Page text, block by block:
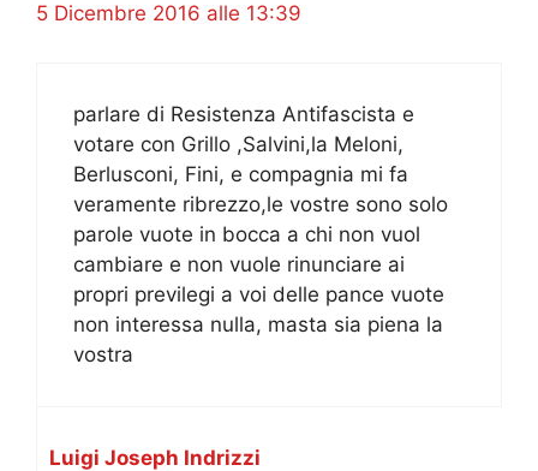
5 Dicembre 2016 alle 13:39
parlare di Resistenza Antifascista e
votare con Grillo ,Salvini,la Meloni,
Berlusconi, Fini, e compagnia mi fa
veramente ribrezzo,le vostre sono solo
parole vuote in bocca a chi non vuol
cambiare e non vuole rinunciare ai
propri previlegi a voi delle pance vuote
non interessa nulla, masta sia piena la
vostra
Luigi Joseph Indrizzi